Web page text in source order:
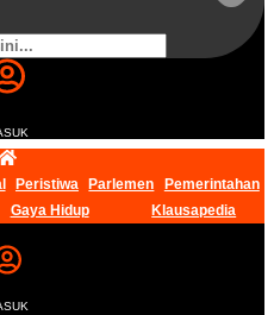
Peristiwa Parlemen
Pemerintahan
Gaya Hidup Klausapedia